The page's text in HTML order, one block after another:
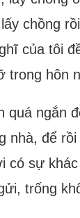
chồng
của tôi
hôn
ngắn
nhà, để
sự
trống